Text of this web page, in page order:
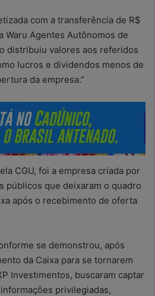
com a transferência de R$
Waru Agentes Autônomos de
distribuiu valores aos referidos
lucros e dividendos menos de
da empresa.”
CGU, foi a empresa criada por
públicos que deixaram o quadro
após o recebimento de oferta
se demonstrou, após
da Caixa para se tornarem
Investimentos, buscaram captar
privilegiadas,